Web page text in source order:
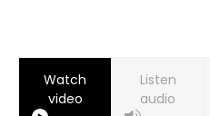
Watch
video
Listen
audio